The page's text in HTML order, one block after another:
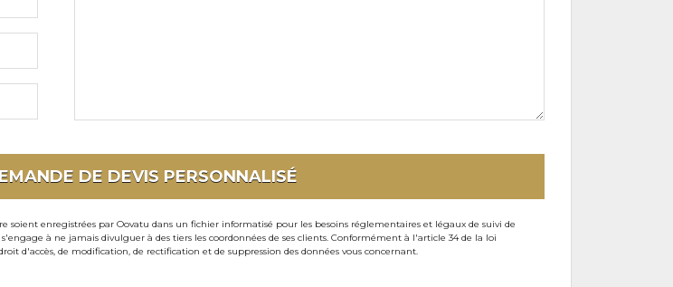
DE DEVIS PERSONNALISÉ
soient enregistrées par Oovatu dans un fichier informatisé pour les besoins réglementaires et légaux de suivi de
à ne jamais divulguer à des tiers les coordonnées de ses clients. Conformément à l'article 34 de la loi
d'accès, de modification, de rectification et de suppression des données vous concernant.